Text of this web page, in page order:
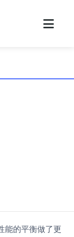
能的平衡做了更